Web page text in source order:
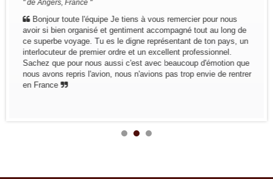
" de Angers, France "
Bonjour toute l'équipe Je tiens à vous remercier pour nous
avoir si bien organisé et gentiment accompagné tout au long de
ce superbe voyage. Tu es le digne représentant de ton pays, un
interlocuteur de premier ordre et un excellent professionnel.
Sachez que pour nous aussi c'est avec beaucoup d'émotion que
nous avons repris l'avion, nous n'avions pas trop envie de rentrer
en France